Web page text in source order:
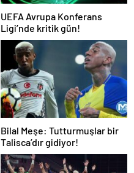
UEFA Avrupa Konferans
Ligi’nde kritik gün!
Bilal Meşe: Tutturmuşlar bir
Talisca’dır gidiyor!